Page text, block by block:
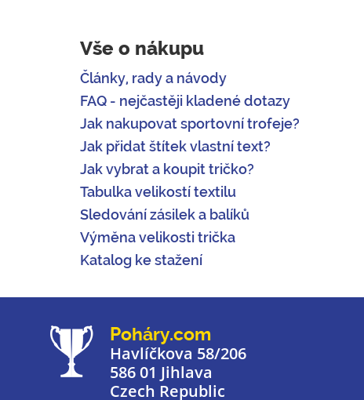
Vše o nákupu
Články, rady a návody
FAQ - nejčastěji kladené dotazy
Jak nakupovat sportovní trofeje?
Jak přidat štítek vlastní text?
Jak vybrat a koupit tričko?
Tabulka velikostí textilu
Sledování zásilek a balíků
Výměna velikosti trička
Katalog ke stažení
Poháry.com
Havlíčkova 58/206
586 01 Jihlava
Czech Republic